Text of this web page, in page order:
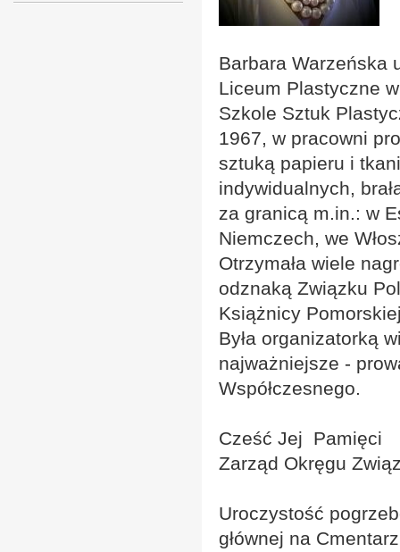
Barbara Warzeńska
Liceum Plastyczne
Szkole Sztuk
1967, w pracowni
sztuką papieru i
indywidualnych,
za granicą m.in.: w
Niemczech, we
Otrzymała wiele
odznaką Związku
Książnicy
Była organizatorką
najważniejsze -
Współczesnego.
Cześć Jej Pamięci
Zarząd Okręgu
Uroczystość
głównej na